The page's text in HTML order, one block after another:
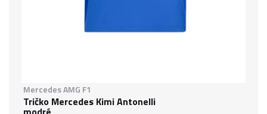
Mercedes AMG F1
Tričko Mercedes Kimi Antonelli